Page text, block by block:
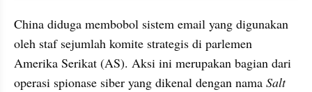
China diduga membobol sistem email yang digunakan
oleh staf sejumlah komite strategis di parlemen
Amerika Serikat (AS). Aksi ini merupakan bagian dari
operasi spionase siber yang dikenal dengan nama Salt